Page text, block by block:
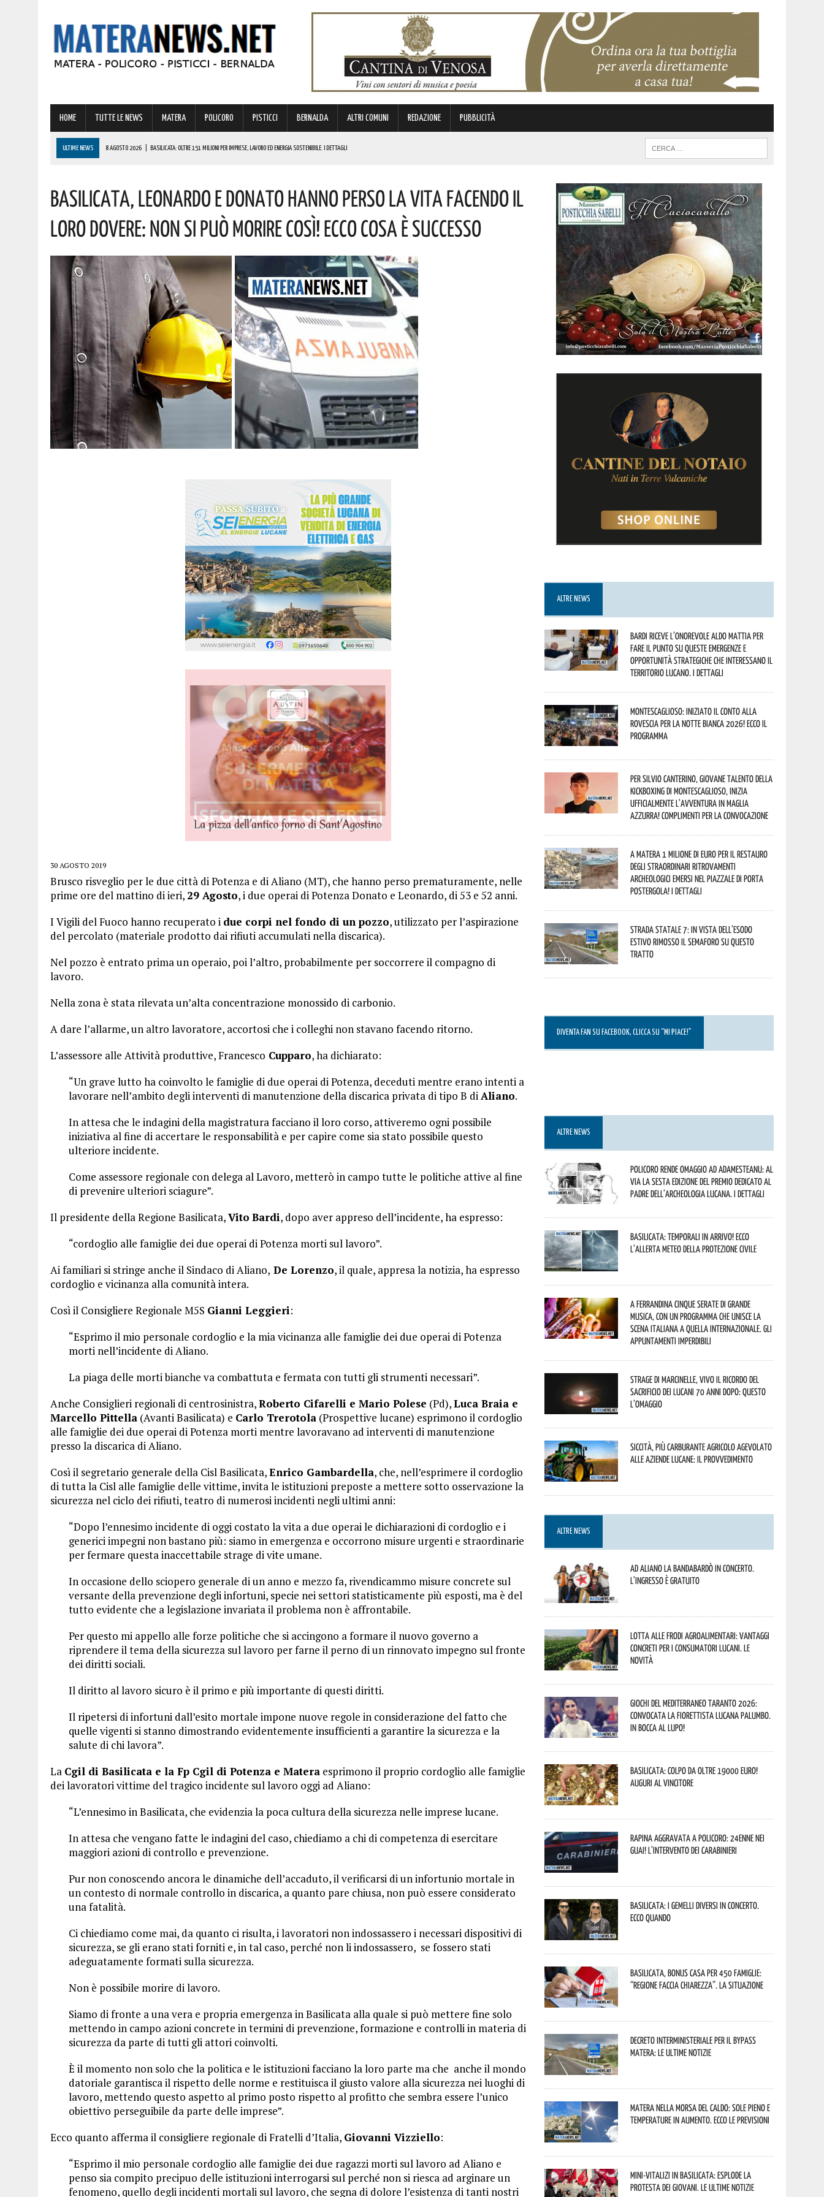
HOME TUTTE LE NEWS MATERA POLICORO PISTICCI BERNALDA ALTRI COMUNI REDAZIONE PUBBLICITÀ
ULTIME NEWS 8 AGOSTO 2026 BASILICATA: OLTRE 151 MILIONI PER IMPRESE, LAVORO ED ENERGIA SOSTENIBILE. I DETTAGLI
8 AGOSTO 2026 | NOMINA AGENZIA SPAZIALE: COSPITO, ORIGINARIO DI POLICORO, È IL NUOVO COMMISSARIO. LE PAROLE DI BARDI
8 AGOSTO 2026 BASILICATA: GRAVISSIMA AGGRESSIONE IN QUESTO CARCERE! LA DENUNCIA
Basilicata, Leonardo E Donato Hanno Perso La Vita Facendo Il
Loro Dovere: Non Si Può Morire Così! Ecco Cosa È Successo
30 AGOSTO 2019
Brusco risveglio per le due città di Potenza e di Aliano (MT), che hanno perso prematuramente, nelle
prime ore del mattino di ieri, 29 Agosto, i due operai di Potenza Donato e Leonardo, di 53 e 52 anni.
I Vigili del Fuoco hanno recuperato i due corpi nel fondo di un pozzo, utilizzato per l’aspirazione
del percolato (materiale prodotto dai rifiuti accumulati nella discarica).
Nel pozzo è entrato prima un operaio, poi l’altro, probabilmente per soccorrere il compagno di
lavoro.
Nella zona è stata rilevata un’alta concentrazione monossido di carbonio.
A dare l’allarme, un altro lavoratore, accortosi che i colleghi non stavano facendo ritorno.
L’assessore alle Attività produttive, Francesco Cupparo, ha dichiarato:
“Un grave lutto ha coinvolto le famiglie di due operai di Potenza, deceduti mentre erano intenti a
lavorare nell’ambito degli interventi di manutenzione della discarica privata di tipo B diAliano.
In attesa che le indagini della magistratura facciano il loro corso, attiveremo ogni possibile
iniziativa al fine di accertare le responsabilità e per capire come sia stato possibile questo
ulteriore incidente.
Come assessore regionale con delega al Lavoro, metterò in campo tutte le politiche attive al fine
di prevenire ulteriori sciagure”.
Il presidente della Regione Basilicata,Vito Bardi, dopo aver appreso dell’incidente, ha espresso:
“cordoglio alle famiglie dei due operai di Potenza morti sul lavoro”.
Ai familiari si stringe anche il Sindaco di Aliano, De Lorenzo, il quale, appresa la notizia, ha espresso
cordoglio e vicinanza alla comunità intera.
Così il Consigliere Regionale M5S Gianni Leggieri:
“Esprimo il mio personale cordoglio e la mia vicinanza alle famiglie dei due operai di Potenza
morti nell’incidente di Aliano.
La piaga delle morti bianche va combattuta e fermata con tutti gli strumenti necessari”.
Anche Consiglieri regionali di centrosinistra,Roberto Cifarelli e Mario Polese (Pd),Luca Braia e
Marcello Pittella (Avanti Basilicata) e Carlo Trerotola (Prospettive lucane) esprimono il cordoglio
alle famiglie dei due operai di Potenza morti mentre lavoravano ad interventi di manutenzione
presso la discarica di Aliano.
Così il segretario generale della Cisl Basilicata,Enrico Gambardella, che, nell’esprimere il cordoglio
di tutta la Cisl alle famiglie delle vittime, invita le istituzioni preposte a mettere sotto osservazione la
sicurezza nel ciclo dei rifiuti, teatro di numerosi incidenti negli ultimi anni:
“Dopo l’ennesimo incidente di oggi costato la vita a due operai le dichiarazioni di cordoglio e i
generici impegni non bastano più: siamo in emergenza e occorrono misure urgenti e straordinarie
per fermare questa inaccettabile strage di vite umane.
In occasione dello sciopero generale di un anno e mezzo fa, rivendicammo misure concrete sul
versante della prevenzione degli infortuni, specie nei settori statisticamente più esposti, ma è del
tutto evidente che a legislazione invariata il problema non è affrontabile.
Per questo mi appello alle forze politiche che si accingono a formare il nuovo governo a
riprendere il tema della sicurezza sul lavoro per farne il perno di un rinnovato impegno sul fronte
dei diritti sociali.
Il diritto al lavoro sicuro è il primo e più importante di questi diritti.
Il ripetersi di infortuni dall’esito mortale impone nuove regole in considerazione del fatto che
quelle vigenti si stanno dimostrando evidentemente insufficienti a garantire la sicurezza e la
salute di chi lavora”.
La Cgil di Basilicata e la Fp Cgil di Potenza e Matera esprimono il proprio cordoglio alle famiglie
dei lavoratori vittime del tragico incidente sul lavoro oggi ad Aliano:
“L’ennesimo in Basilicata, che evidenzia la poca cultura della sicurezza nelle imprese lucane.
In attesa che vengano fatte le indagini del caso, chiediamo a chi di competenza di esercitare
maggiori azioni di controllo e prevenzione.
Pur non conoscendo ancora le dinamiche dell’accaduto, il verificarsi di un infortunio mortale in
un contesto di normale controllo in discarica, a quanto pare chiusa, non può essere considerato
una fatalità.
Ci chiediamo come mai, da quanto ci risulta, i lavoratori non indossassero i necessari dispositivi di
sicurezza, se gli erano stati forniti e, in tal caso, perché non li indossassero, se fossero stati
adeguatamente formati sulla sicurezza.
Non è possibile morire di lavoro.
Siamo di fronte a una vera e propria emergenza in Basilicata alla quale si può mettere fine solo
mettendo in campo azioni concrete in termini di prevenzione, formazione e controlli in materia di
sicurezza da parte di tutti gli attori coinvolti.
È il momento non solo che la politica e le istituzioni facciano la loro parte ma che anche il mondo
datoriale garantisca il rispetto delle norme e restituisca il giusto valore alla sicurezza nei luoghi di
lavoro, mettendo questo aspetto al primo posto rispetto al profitto che sembra essere l’unico
obiettivo perseguibile da parte delle imprese”.
Ecco quanto afferma il consigliere regionale di Fratelli d’Italia, Giovanni Vizziello:
“Esprimo il mio personale cordoglio alle famiglie dei due ragazzi morti sul lavoro ad Aliano e
penso sia compito precipuo delle istituzioni interrogarsi sul perché non si riesca ad arginare un
fenomeno, quello degli incidenti mortali sul lavoro, che segna di dolore l’esistenza di tanti nostri
ALTRE NEWS
Bardi riceve l’onorevole Aldo Mattia per
fare il punto su queste emergenze e
opportunità strategiche che interessano il
territorio lucano. I dettagli
Montescaglioso: iniziato il conto alla
rovescia per la Notte Bianca 2026! Ecco il
programma
Per Silvio Canterino, giovane talento della
kickboxing di Montescaglioso, inizia
ufficialmente l’avventura in maglia
azzurra! Complimenti per la convocazione
A Matera 1 milione di euro per il restauro
degli straordinari ritrovamenti
archeologici emersi nel piazzale di Porta
Postergola! I dettagli
Strada statale 7: in vista dell’esodo
estivo rimosso il semaforo su questo
tratto
DIVENTA FAN SU FACEBOOK, CLICCA SU “MI PIACE!”
ALTRE NEWS
Policoro rende omaggio ad Adamesteanu: al
via la sesta edizione del Premio dedicato al
padre dell’archeologia lucana. I dettagli
Basilicata: temporali in arrivo! Ecco
l’allerta meteo della Protezione civile
A Ferrandina cinque serate di grande
musica, con un programma che unisce la
scena italiana a quella internazionale. Gli
appuntamenti imperdibili
Strage di Marcinelle, vivo il ricordo del
sacrificio dei lucani 70 anni dopo: questo
l’omaggio
Siccità, più carburante agricolo agevolato
alle aziende lucane: il provvedimento
ALTRE NEWS
Ad Aliano la Bandabardò in concerto.
L’ingresso è gratuito
Lotta alle frodi agroalimentari: vantaggi
concreti per i consumatori lucani. Le
novità
Giochi del Mediterraneo Taranto 2026:
convocata la fiorettista lucana Palumbo.
In bocca al lupo!
Basilicata: colpo da oltre 19000 Euro!
Auguri al vincitore
Rapina aggravata a Policoro: 24enne nei
guai! L’intervento dei Carabinieri
Basilicata: i Gemelli DiVersi in concerto.
Ecco quando
Basilicata, Bonus casa per 450 famiglie:
“Regione faccia chiarezza”. La situazione
Decreto interministeriale per il Bypass
Matera: le ultime notizie
Matera nella morsa del caldo: sole pieno e
temperature in aumento. Ecco le previsioni
Mini-vitalizi in Basilicata: esplode la
protesta dei giovani. Le ultime notizie